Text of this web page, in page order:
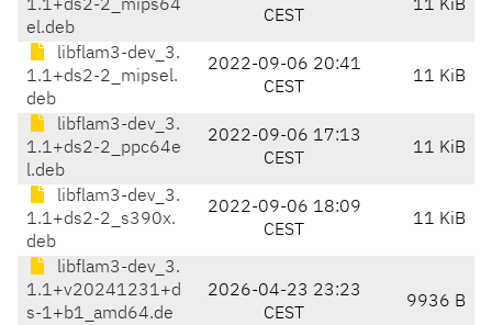
1.1+ds2-2_mips64
el.deb
CEST
11 KiB
libflam3-dev_3.
1.1+ds2-2_mipsel.
deb
2022-09-06 20:41
CEST
11 KiB
libflam3-dev_3.
1.1+ds2-2_ppc64e
l.deb
2022-09-06 17:13
CEST
11 KiB
libflam3-dev_3.
1.1+ds2-2_s390x.
deb
2022-09-06 18:09
CEST
11 KiB
libflam3-dev_3.
1.1+v20241231+d
s-1+b1_amd64.de
2026-04-23 23:23
CEST
9936 B